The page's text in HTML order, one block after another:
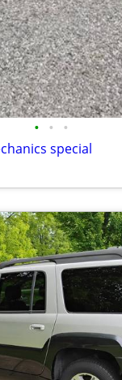
• • •
special